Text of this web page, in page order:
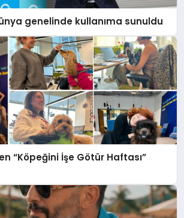
genelinde kullanıma sunuldu
“Köpeğini İşe Götür Haftası”